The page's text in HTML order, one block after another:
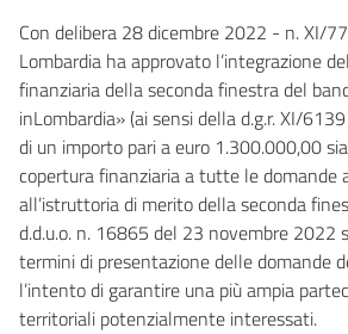
Con delibera 28 dicembre 2022 - n. XI/
Lombardia ha approvato l’integrazione
finanziaria della seconda finestra del
inLombardia» (ai sensi della d.g.r. XI/
di un importo pari a euro 1.300.000,00
copertura finanziaria a tutte le domande
all’istruttoria di merito della seconda
d.d.u.o. n. 16865 del 23 novembre 2022
termini di presentazione delle domande
l’intento di garantire una più ampia
territoriali potenzialmente interessati.